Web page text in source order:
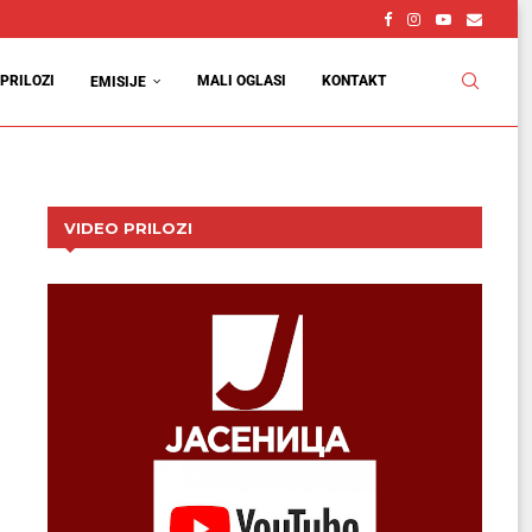
PRILOZI EMISIJE MALI OGLASI KONTAKT
VIDEO PRILOZI